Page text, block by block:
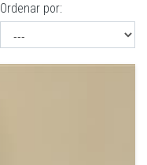
Ordenar por: